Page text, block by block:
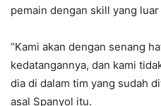
pemain dengan skill yang luar
“Kami akan dengan senang
kedatangannya, dan kami
dia di dalam tim yang sudah
asal Spanyol itu.